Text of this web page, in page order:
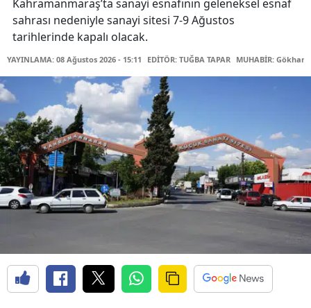
Kahramanmaraş’ta sanayi esnafının geleneksel esnaf
sahrası nedeniyle sanayi sitesi 7-9 Ağustos
tarihlerinde kapalı olacak.
YAYINLAMA: 08 Ağustos 2026 - 15:11 EDİTÖR: TUĞBA TAPAR MUHABİR: Gökhan